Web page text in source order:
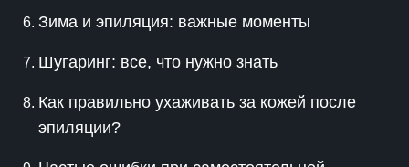
Зима и эпиляция: важные моменты
Шугаринг: все, что нужно знать
Как правильно ухаживать за кожей после
эпиляции?